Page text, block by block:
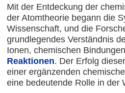
Mit der Entdeckung der
der Atomtheorie begann die
Wissenschaft, und die
grundlegendes Verständnis
Ionen, chemischen
Reaktionen. Der Erfolg
einer ergänzenden
eine bedeutende Rolle in der